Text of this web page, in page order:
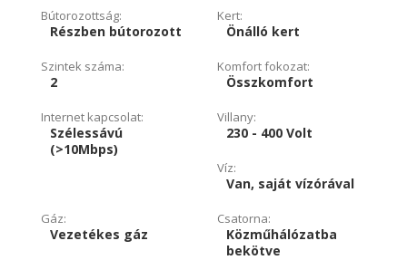
Bútorozottság:
Részben bútorozott
Kert:
Önálló kert
Szintek száma:
2
Komfort fokozat:
Összkomfort
Internet kapcsolat:
Szélessávú
(>10Mbps)
Villany:
230 - 400 Volt
Víz:
Van, saját vízórával
Gáz:
Vezetékes gáz
Csatorna:
Közműhálózatba
bekötve